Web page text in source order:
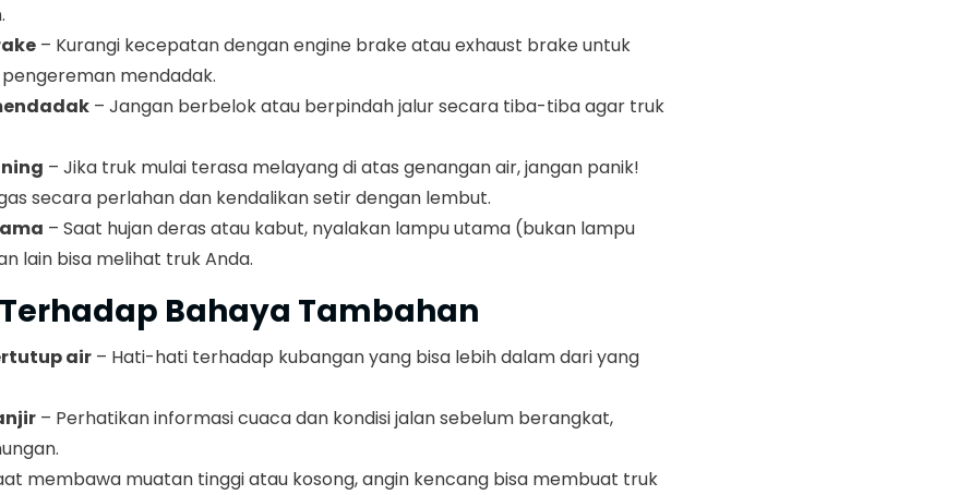
– Kurangi kecepatan dengan engine brake atau exhaust brake untuk
mendadak.
– Jangan berbelok atau berpindah jalur secara tiba-tiba agar truk
– Jika truk mulai terasa melayang di atas genangan air, jangan panik!
secara perlahan dan kendalikan setir dengan lembut.
– Saat hujan deras atau kabut, nyalakan lampu utama (bukan lampu
lain bisa melihat truk Anda.
Bahaya Tambahan
air – Hati-hati terhadap kubangan yang bisa lebih dalam dari yang
– Perhatikan informasi cuaca dan kondisi jalan sebelum berangkat,
membawa muatan tinggi atau kosong, angin kencang bisa membuat truk